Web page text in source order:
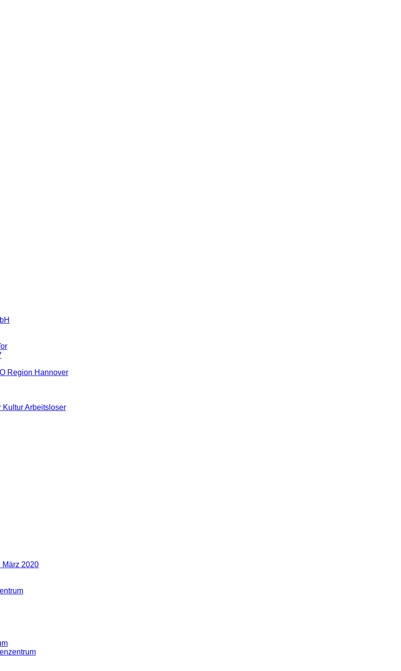
Region Hannover
Kultur Arbeitsloser
März 2020